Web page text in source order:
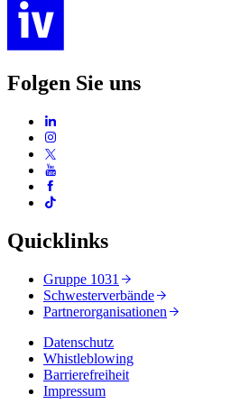
Folgen Sie uns
Quicklinks
Gruppe 1031
Schwesterverbände
Partnerorganisationen
Datenschutz
Whistleblowing
Barrierefreiheit
Impressum